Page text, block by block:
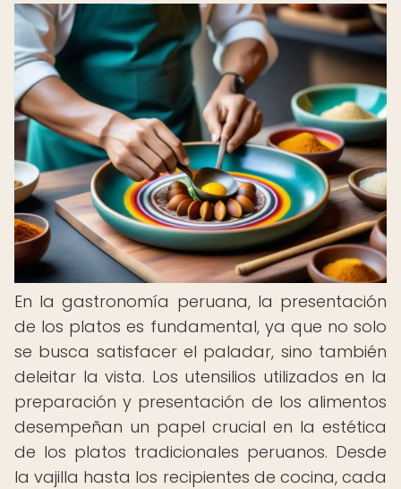
En la gastronomía peruana, la presentación
de los platos es fundamental, ya que no solo
se busca satisfacer el paladar, sino también
deleitar la vista. Los utensilios utilizados en la
preparación y presentación de los alimentos
desempeñan un papel crucial en la estética
de los platos tradicionales peruanos. Desde
la vajilla hasta los recipientes de cocina, cada